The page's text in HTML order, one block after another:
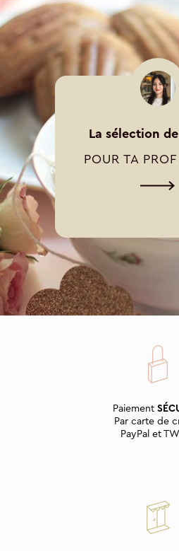
La sélection
POUR TA
Paiement
Par carte de
PayPal et